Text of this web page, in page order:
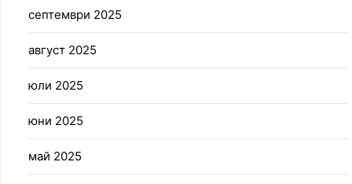
септември 2025
август 2025
юли 2025
юни 2025
май 2025